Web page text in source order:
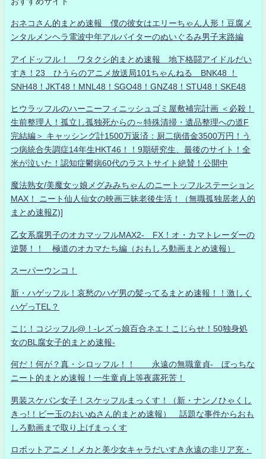
おネコさん的まとめ速報 僕の彼女はエリーちゃん人形！豆腐メ
ンタルメンヘラ電波中年アルバイターのぬいぐるみ男子末路編
アイドッフル！ ワタクシ的まとめ速報 地下格闘アイドルだい
すき！23 ひうらのアニメ放送局101ちゃんねる BNK48 ！
SNH48！JKT48！MNL48！SGO48！GNZ48！STU48！SKE48
ヒウラッフルのハーニーフィニッシュゴミ屋敷補完計画 ＜必殺！
生前整理人！孤立し孤独死からの～特殊清掃・遺品整理への道F
完結編＞ キャッシング計1500万返済：厨二病借金3500万円！う
つ病統合失調症14年生HKT46！！9期研究生、最後のサイト！全
米が泣いた！認知症鬱病60代のラストサイト絶賛！公開中
魔法熟女/美魔女ッ娘メグみみちゃんのニートッフルステーション
MAX！ ニート仙人仙女の映画三昧老後生活！（無職孤独居老人的
まとめ速報Z)]
乙女系腐男子のオカマッフルMAX2- FX！オ・カマトレーダーの
逆襲！！ 極道のオカマたち編（おもしろ動画まとめ速報）
スーパーウンコ！
新・ハゲッフル！哀愁のハゲ男の髪ってるまとめ速報！！激しく
ハゲっTEL？
こじ！コジッフル@！-レズっ娘百合ネエ！こじらせ！50独身処
女のBL腐女子的まとめ速報-
何だ！何が？真・シロッフル！！ 永遠の無職童貞- ぼっちな
ニート的まとめ速報！一生童貞上等夜露死苦！
男装スケバン女子！スケッフルまっくす！（新・ナンノひゃくし
きっ!！ビー玉のおいぬさん的まとめ速報） 話題な事件からおも
しろ動画まで取り上げまっくす
ロボットアニメ！メカと美少女キャラだいすき永遠の非リア充・